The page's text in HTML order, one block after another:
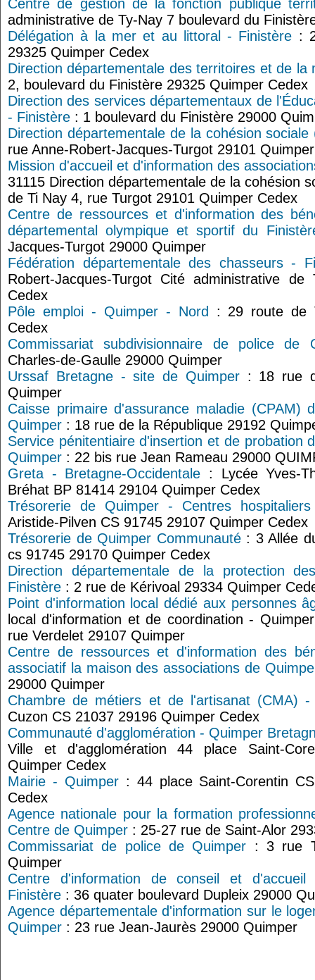
Centre de gestion de la fonction publique
administrative de Ty-Nay 7 boulevard du
Délégation à la mer et au littoral - Finistère :
29325 Quimper Cedex
Direction départementale des territoires et de la
2, boulevard du Finistère 29325 Quimper Cedex
Direction des services départementaux de
- Finistère : 1 boulevard du Finistère 29000
Direction départementale de la cohésion
rue Anne-Robert-Jacques-Turgot 29101
Mission d'accueil et d'information des
31115 Direction départementale de la cohésion
de Ti Nay 4, rue Turgot 29101 Quimper Cedex
Centre de ressources et d'information des
départemental olympique et sportif du
Jacques-Turgot 29000 Quimper
Fédération départementale des chasseurs -
Robert-Jacques-Turgot Cité administrative de
Cedex
Pôle emploi - Quimper - Nord
: 29 route de
Cedex
Commissariat subdivisionnaire de police de
Charles-de-Gaulle 29000 Quimper
Urssaf Bretagne - site de Quimper: 18 rue
Quimper
Caisse primaire d'assurance maladie (CPAM)
Quimper : 18 rue de la République 29192
Service pénitentiaire d'insertion et de probation
Quimper : 22 bis rue Jean Rameau 29000
Greta - Bretagne-Occidentale : Lycée Yves-
Bréhat BP 81414 29104 Quimper Cedex
Trésorerie de Quimper - Centres hospitaliers
Aristide-Pilven CS 91745 29107 Quimper Cedex
Trésorerie de Quimper Communauté: 3 Allée
cs 91745 29170 Quimper Cedex
Direction départementale de la protection
Finistère : 2 rue de Kérivoal 29334 Quimper
Point d'information local dédié aux personnes
local d'information et de coordination -
rue Verdelet 29107 Quimper
Centre de ressources et d'information des
associatif la maison des associations de
29000 Quimper
Chambre de métiers et de l'artisanat (CMA) -
Cuzon CS 21037 29196 Quimper Cedex
Communauté d'agglomération - Quimper
Ville et d'agglomération 44 place Saint-
Quimper Cedex
Mairie - Quimper: 44 place Saint-Corentin
Cedex
Agence nationale pour la formation
Centre de Quimper : 25-27 rue de Saint-Alor
Commissariat de police de Quimper : 3 rue
Quimper
Centre d'information de conseil et
Finistère : 36 quater boulevard Dupleix 29000
Agence départementale d'information sur le
Quimper : 23 rue Jean-Jaurès 29000 Quimper